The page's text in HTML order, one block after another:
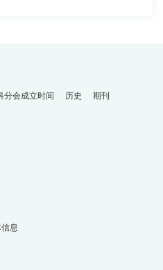
分会成立时间 历史 期刊
息